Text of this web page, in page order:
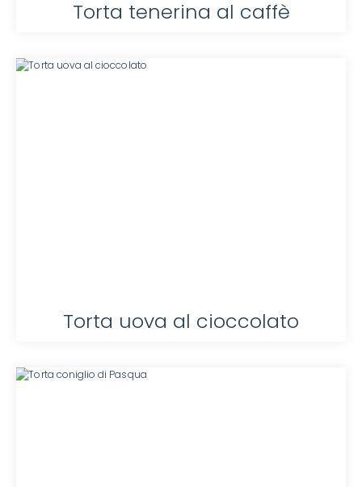
Torta tenerina al caffè
Torta uova al cioccolato